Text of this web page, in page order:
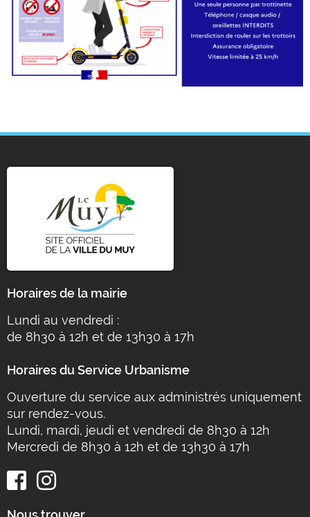
Horaires de la mairie
Lundi au vendredi :
de 8h30 à 12h et de 13h30 à 17h
Horaires du Service Urbanisme
Ouverture du service aux administrés uniquement
sur rendez-vous.
Lundi, mardi, jeudi et vendredi de 8h30 à 12h
Mercredi de 8h30 à 12h et de 13h30 à 17h